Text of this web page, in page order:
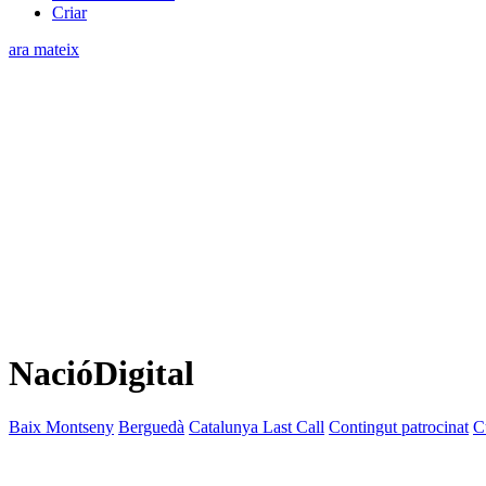
Criar
ara mateix
NacióDigital
Baix Montseny Berguedà Catalunya Last Call Contingut patrocinat